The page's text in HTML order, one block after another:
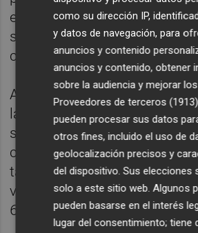
evitar los altibajos que el
su estreno en la máxima
continental.
Además, la participación de
la idea de juego del técnico
se pudo ver ante el GOG con
como máximo goleador con
también será determinante
velocidad y profundidad
60 minutos.
como su dirección IP,
y datos de navegación, para
anuncios y contenido
anuncios y contenido, obtener
sobre la audiencia y mejorar
Proveedores de terceros (1913)
pueden procesar sus datos
otros fines, incluido el uso de
geolocalización precisos y
del dispositivo. Sus elecciones
solo a este sitio web. Algunos
pueden basarse en el interés
lugar del consentimiento; tiene